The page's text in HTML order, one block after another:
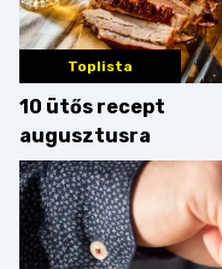
Toplista
10 ütős recept
augusztusra